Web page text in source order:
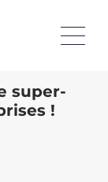
super-
!